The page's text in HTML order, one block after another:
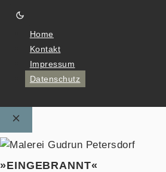
Home
Kontakt
Impressum
Datenschutz
»EINGEBRANNT«